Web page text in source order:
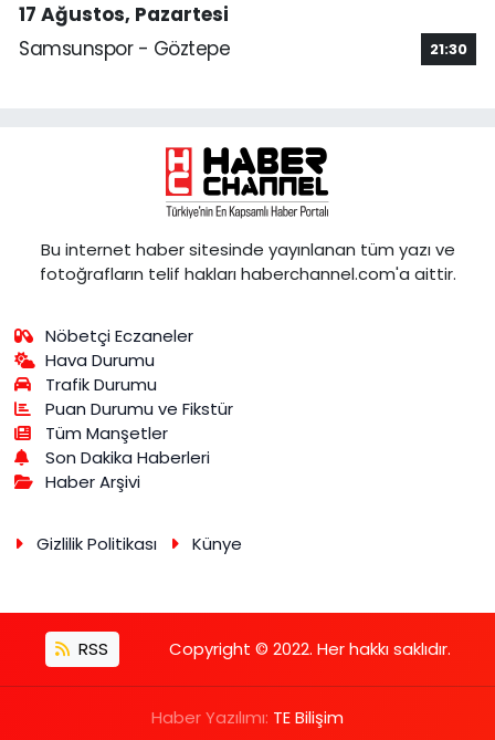
17 Ağustos, Pazartesi
Samsunspor - Göztepe
21:30
Bu internet haber sitesinde yayınlanan tüm yazı ve
fotoğrafların telif hakları haberchannel.com'a aittir.
Nöbetçi Eczaneler
Hava Durumu
Trafik Durumu
Puan Durumu ve Fikstür
Tüm Manşetler
Son Dakika Haberleri
Haber Arşivi
Gizlilik Politikası Künye
RSS Copyright © 2022. Her hakkı saklıdır.
Haber Yazılımı: TE Bilişim